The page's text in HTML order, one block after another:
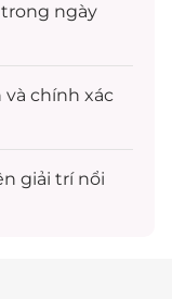
ngày
và chính xác
giải trínổi